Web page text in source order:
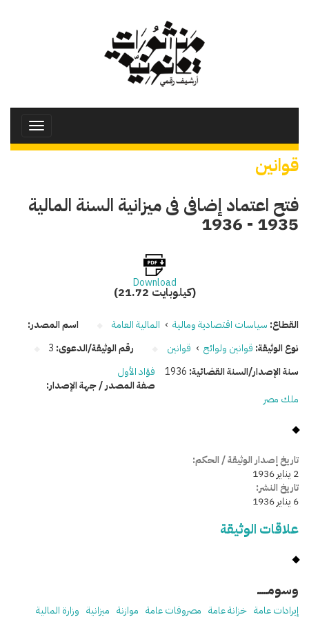
Toggle
قوانين
فتح اعتماد إضافى فى ميزانية السنة المالية
1935 - 1936
Download
(21.72 كيلوبايت)
القطاع: سياسات اقتصادية ومالية › المالية العامة
نوع الوثيقة: قوانين ولوائح › قوانين رقم الوثيقة/الدعوى: 3
سنة الإصدار/السنة القضائية: 1936
اسم المصدر:
فؤاد الأول
صفة المصدر / جهة الإصدار:
ملك مصر
تاريخ إصدار الوثيقة / الحكم:
2 يناير 1936
تاريخ النشر:
6 يناير 1936
علاقات الوثيقة
وسومـــــ
إيرادات عامة خزانة عامة مصروفات عامة موازنة ميزانية وزارة المالية